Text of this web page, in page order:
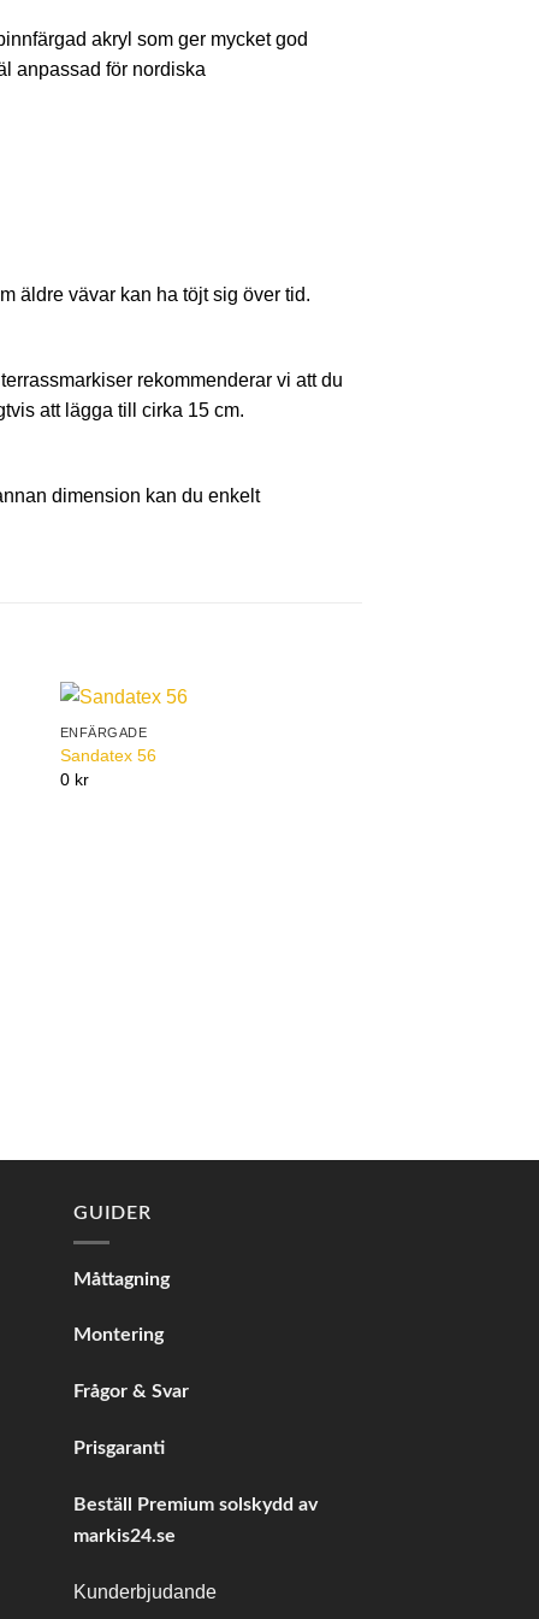
akryl som ger mycket god
anpassad för nordiska
äldre vävar kan ha töjt sig över tid.
rekommenderar vi att du
att lägga till cirka 15 cm.
dimension kan du enkelt
ENFÄRGADE
Sandatex 56
0 kr
GUIDER
Måttagning
Montering
Frågor & Svar
Prisgaranti
Beställ Premium solskydd av
markis24.se
Kunderbjudande